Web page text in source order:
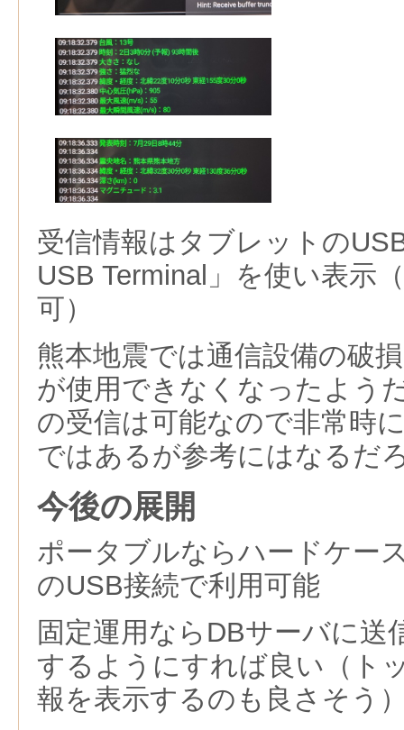
受信情報はタブレットの
USB Terminal」を使い表示
可）
熊本地震では通信設備の破
が使用できなくなったよう
の受信は可能なので非常時
ではあるが参考にはなるだ
今後の展開
ポータブルならハードケー
のUSB接続で利用可能
固定運用ならDBサーバに送
するようにすれば良い（ト
報を表示するのも良さそう